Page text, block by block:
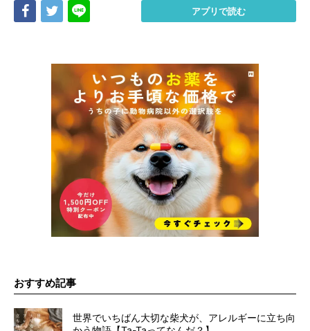
Share Tweet アプリで読む
おすすめ記事
世界でいちばん大切な柴犬が、アレルギーに立ち向